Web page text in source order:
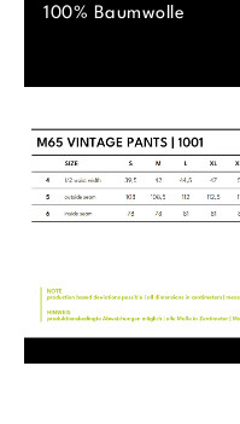
100% Baumwolle